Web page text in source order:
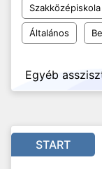
Szakközépiskola
Általános
Egyéb
START